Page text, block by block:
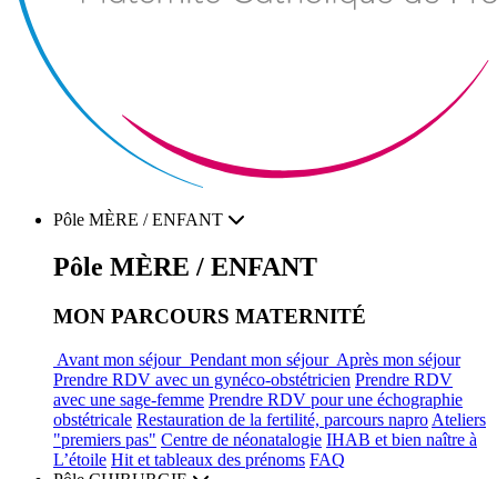
Pôle MÈRE / ENFANT
Pôle MÈRE / ENFANT
MON PARCOURS MATERNITÉ
Avant mon séjour Pendant mon séjour Après mon séjour
Prendre RDV avec un gynéco-obstétricien Prendre RDV
avec une sage-femme Prendre RDV pour une échographie
obstétricale Restauration de la fertilité, parcours napro Ateliers
"premiers pas" Centre de néonatalogie IHAB et bien naître à
L’étoile Hit et tableaux des prénoms FAQ